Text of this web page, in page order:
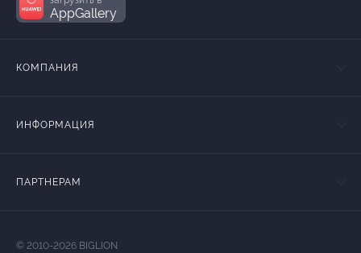
AppGallery
КОМПАНИЯ
ИНФОРМАЦИЯ
ПАРТНЕРАМ
© 2010-2026 BIGLION